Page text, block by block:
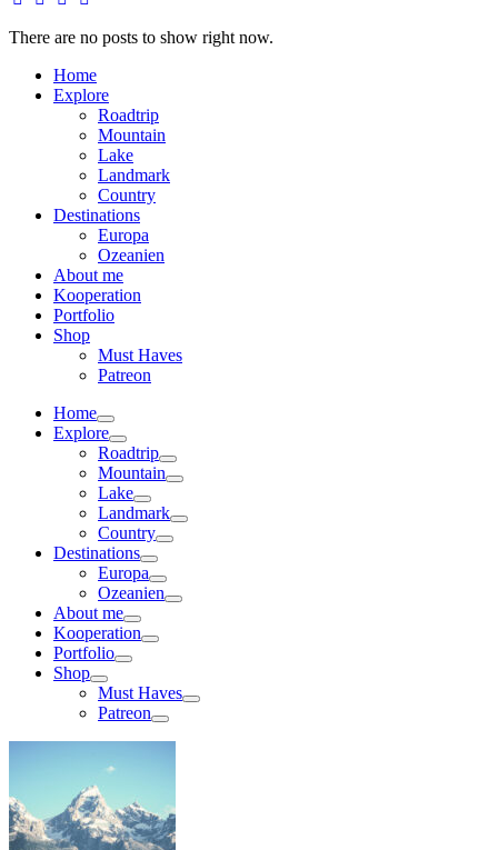
There are no posts to show right now.
Home
Explore
Roadtrip
Mountain
Lake
Landmark
Country
Destinations
Europa
Ozeanien
About me
Kooperation
Portfolio
Shop
Must Haves
Patreon
Home
Explore
Roadtrip
Mountain
Lake
Landmark
Country
Destinations
Europa
Ozeanien
About me
Kooperation
Portfolio
Shop
Must Haves
Patreon